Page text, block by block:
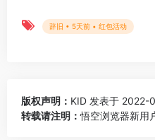
辞旧 • 5天前 • 红包活动
版权声明： KID 发表于 2022-
转载请注明：悟空浏览器新用